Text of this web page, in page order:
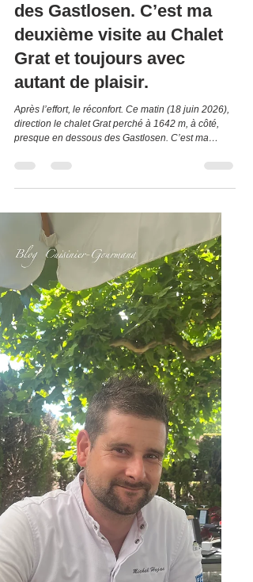
Ce matin, direction le
chalet Grat perché à 1642
m, presque en dessous
des Gastlosen. C’est ma
deuxième visite au Chalet
Grat et toujours avec
autant de plaisir.
Après l’effort, le réconfort. Ce matin (18 juin 2026),
presque en dessous des Gastlosen. C’est ma
deuxième visite au Chalet Grat, la première fois,
j’étais venu lors d’une belle balade à pied autour
des Gastlosen. Une balade que je recommande. 5
km à 9,5 % de moyenne, de quoi m’ouvrir l’appétit,
mais quelle vue incroyable ! Les Gastlosen. Ce
midi, c’est à vélo que je me rends au chalet. C’est
une montée très difficile sur une